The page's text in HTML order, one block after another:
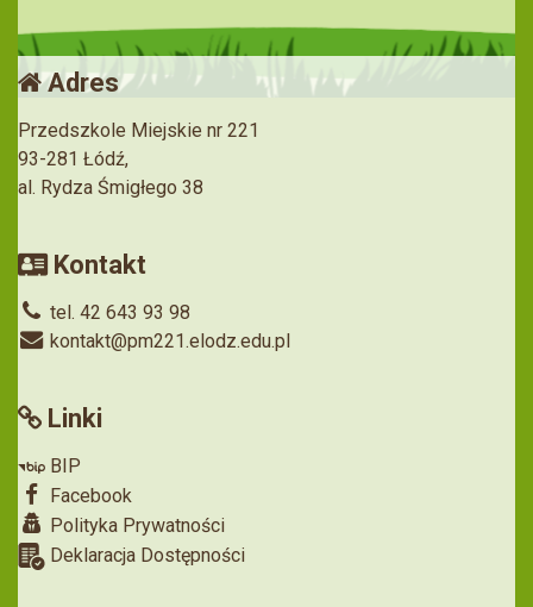
Adres
Przedszkole Miejskie nr 221
93-281 Łódź,
al. Rydza Śmigłego 38
Kontakt
tel. 42 643 93 98
kontakt@pm221.elodz.edu.pl
Linki
BIP
Facebook
Polityka Prywatności
Deklaracja Dostępności